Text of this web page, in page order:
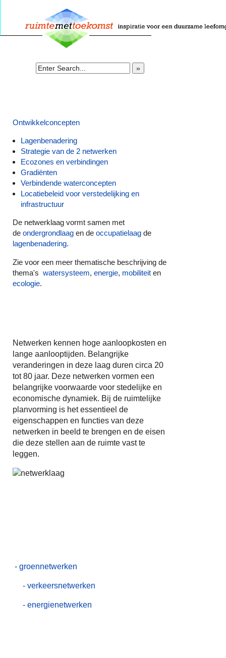
»
Ontwikkelconcepten
Lagenbenadering
Strategie van de 2 netwerken
Ecozones en verbindingen
Gradiënten
Verbindende waterconcepten
Locatiebeleid voor verstedelijking en
infrastructuur
De netwerklaag vormt samen met
de ondergrondlaag en de occupatielaag de
lagenbenadering.
Zie voor een meer thematische beschrijving de
thema's watersysteem, energie, mobiliteit en
ecologie.
Netwerken kennen hoge aanloopkosten en
lange aanlooptijden. Belangrijke
veranderingen in deze laag duren circa 20
tot 80 jaar. Deze netwerken vormen een
belangrijke voorwaarde voor stedelijke en
economische dynamiek. Bij de ruimtelijke
planvorming is het essentieel de
eigenschappen en functies van deze
netwerken in beeld te brengen en de eisen
die deze stellen aan de ruimte vast te
leggen.
- groennetwerken
- verkeersnetwerken
- energienetwerken